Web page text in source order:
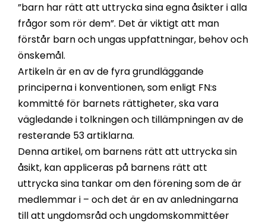
”barn har rätt att uttrycka sina egna åsikter i alla
frågor som rör dem”. Det är viktigt att man
förstår barn och ungas uppfattningar, behov och
önskemål.
Artikeln är en av de fyra grundläggande
principerna i konventionen, som enligt FN:s
kommitté för barnets rättigheter, ska vara
vägledande i tolkningen och tillämpningen av de
resterande 53 artiklarna.
Denna artikel, om barnens rätt att uttrycka sin
åsikt, kan appliceras på barnens rätt att
uttrycka sina tankar om den förening som de är
medlemmar i – och det är en av anledningarna
till att ungdomsråd och ungdomskommittéer